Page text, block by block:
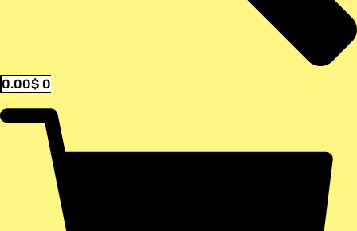
0.00$ 0